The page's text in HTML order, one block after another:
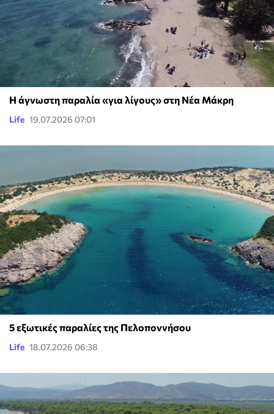
Η άγνωστη παραλία «για λίγους» στη Νέα Μάκρη
Life 19.07.2026 07:01
5 εξωτικές παραλίες της Πελοποννήσου
Life 18.07.2026 06:38